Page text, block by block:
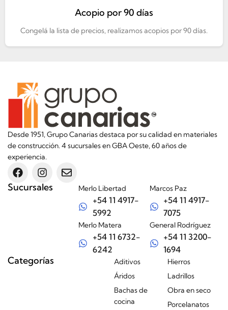
Acopio por 90 días
Congelá la lista de precios, realizamos acopios por 90 días.
Desde 1951, Grupo Canarias destaca por su calidad en materiales
de construcción. 4 sucursales en GBA Oeste, 60 años de
experiencia.
Sucursales Merlo Libertad
+54 11 4917-
5992
Merlo Matera
+54 11 6732-
6242
Marcos Paz
+54 11 4917-
7075
General Rodríguez
+54 11 3200-
1694
Categorías
Aditivos
Áridos
Bachas de
cocina
Hierros
Ladrillos
Obra en seco
Porcelanatos